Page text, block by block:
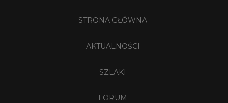
STRONA GŁÓWNA
AKTUALNOŚCI
SZLAKI
FORUM